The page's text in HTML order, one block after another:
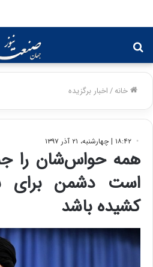
برای
خانه/اخبار برگزیده
۱۸:۴۲ | چهارشنبه، ۲۱ آذر ۱۳۹۷
همه حواس‌شان را
کشیده باشد